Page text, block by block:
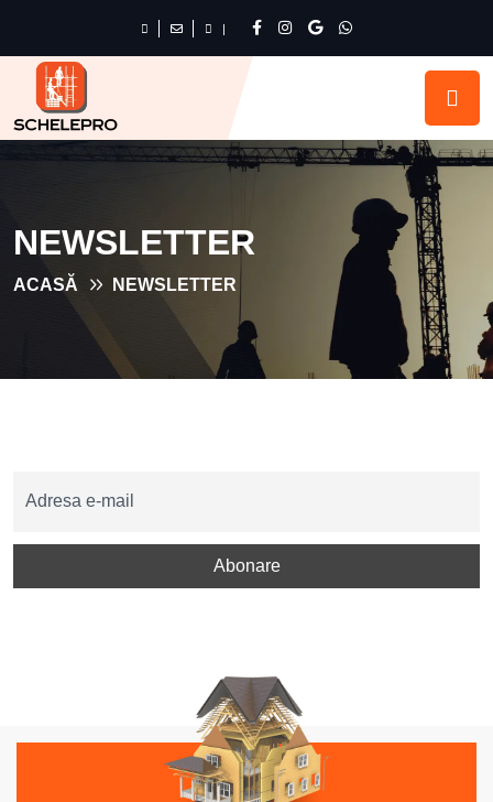
|
NEWSLETTER
ACASĂ NEWSLETTER